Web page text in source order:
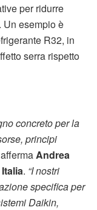
per ridurre
Un esempio è
R32, in
serra rispetto
concreto per la
principi
Andrea
. “I nostri
specifica per
Daikin,